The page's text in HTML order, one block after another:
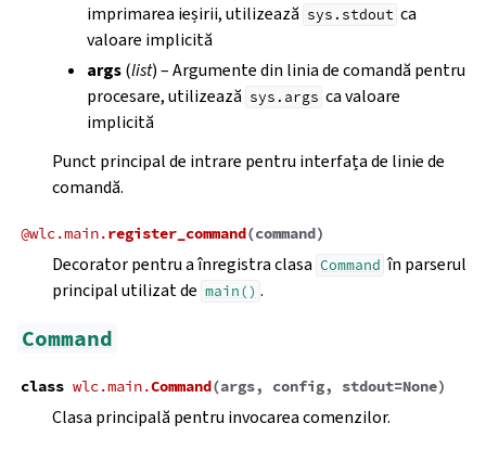
imprimarea ieșirii, utilizează sys.stdout ca
valoare implicită
args(list) – Argumente din linia de comandă pentru
procesare, utilizează sys.args ca valoare
implicită
Punct principal de intrare pentru interfața de linie de
comandă.
@wlc.main.register_command(command)
Decorator pentru a înregistra clasa Command în parserul
principal utilizat de main() .
Command
class wlc.main.Command(args, config, stdout=None)
Clasa principală pentru invocarea comenzilor.